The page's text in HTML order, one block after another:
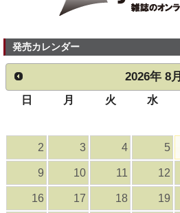
発売カレンダー
2026年 8月
日 月 火 水
2 3 4 5
9 10 11 12
16 17 18 19